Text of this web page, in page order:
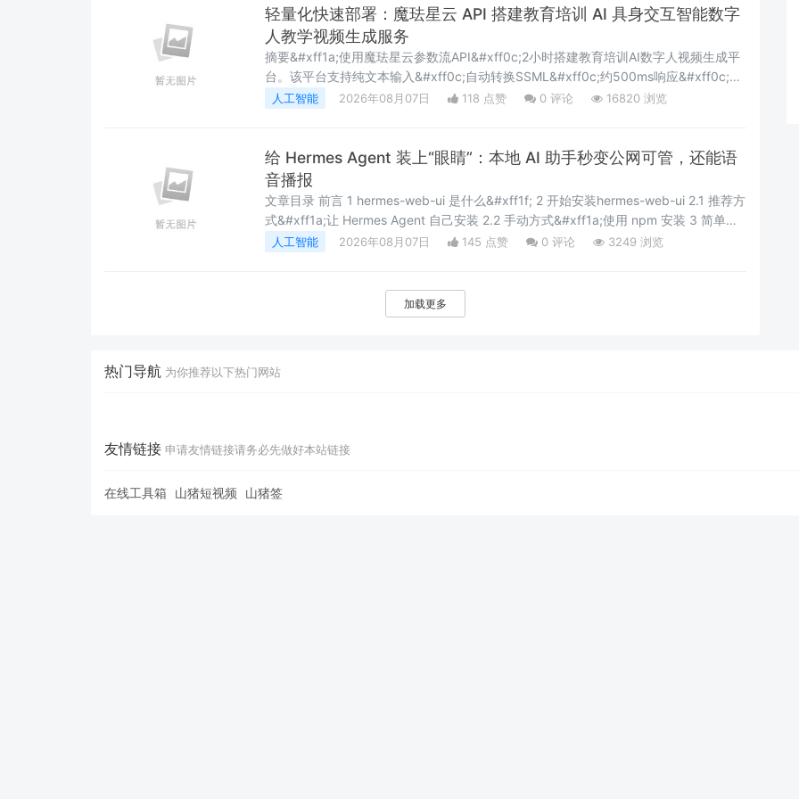
轻量化快速部署：魔珐星云 API 搭建教育培训 AI 具身交互智能数字
人教学视频生成服务
摘要&#xff1a;使用魔珐星云参数流API&#xff0c;2小时搭建教育培训AI数字人视频生成平
台。该平台支持纯文本输入&#xff0c;自动转换SSML&#xff0c;约500ms响应&#xff0c;3
分钟生成1分半视频&#xff0c;低成本、可规模化。作为具身交互智能的重要应用场景
人工智能 2026年08月07日 118 点赞 0 评论 16820 浏览
给 Hermes Agent 装上“眼睛”：本地 AI 助手秒变公网可管，还能语
音播报
文章目录 前言 1 hermes-web-ui 是什么&#xff1f; 2 开始安装hermes-web-ui 2.1 推荐方
式&#xff1a;让 Hermes Agent 自己安装 2.2 手动方式&#xff1a;使用 npm 安装 3 简单上
手体验 4 使用 cpolar 实现公网访问 4.1 什么是cpolar? 4.2 安装cpolar 4.3 注册及登录
人工智能 2026年08月07日 145 点赞 0 评论 3249 浏览
加载更多
热门导航 为你推荐以下热门网站
友情链接 申请友情链接请务必先做好本站链接
在线工具箱 山猪短视频 山猪签